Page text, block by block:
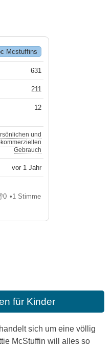
Mcstuffins
631
211
12
und
Gebrauch
vor 1 Jahr
mir
0
Gefällt mir nicht
•1 Stimme
für Kinder
sich um eine völlig
McStuffin will alles so